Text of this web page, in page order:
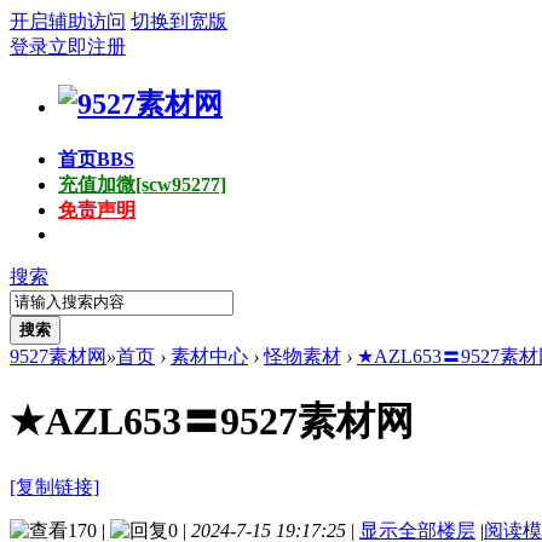
开启辅助访问 切换到宽版
登录立即注册
首页BBS
充值加微[scw95277]
免责声明
搜索
搜索
9527素材网 »首页 › 素材中心 › 怪物素材 › ★AZL653〓9527素材
★AZL653〓9527素材网
[复制链接]
170 | 0 | 2024-7-15 19:17:25 | 显示全部楼层 |阅读